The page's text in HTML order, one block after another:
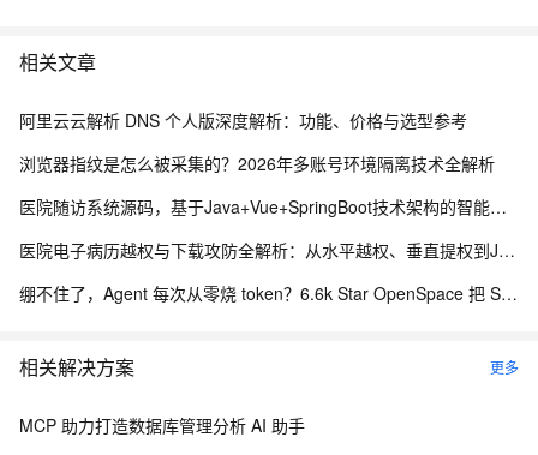
相关文章
阿里云云解析 DNS 个人版深度解析：功能、价格与选型参考
浏览器指纹是怎么被采集的？2026年多账号环境隔离技术全解析
医院随访系统源码，基于Java+Vue+SpringBoot技术架构的智能化管理平台
医院电子病历越权与下载攻防全解析：从水平越权、垂直提权到JWT防线与目录穿越
绷不住了，Agent 每次从零烧 token？6.6k Star OpenSpace 把 Skill 变成会进化的资产
相关解决方案 更多
MCP 助力打造数据库管理分析 AI 助手